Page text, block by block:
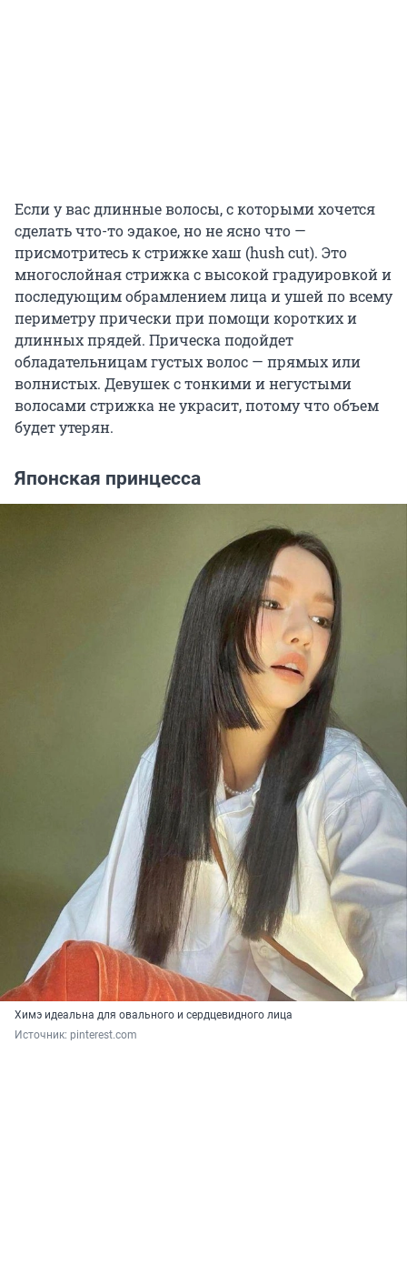
Если у вас длинные волосы, с которыми хочется
сделать что-то эдакое, но не ясно что —
присмотритесь к стрижке хаш (hush cut). Это
многослойная стрижка с высокой градуировкой и
последующим обрамлением лица и ушей по всему
периметру прически при помощи коротких и
длинных прядей. Прическа подойдет
обладательницам густых волос — прямых или
волнистых. Девушек с тонкими и негустыми
волосами стрижка не украсит, потому что объем
будет утерян.
Японская принцесса
Химэ идеальна для овального и сердцевидного лица
Источник: pinterest.com